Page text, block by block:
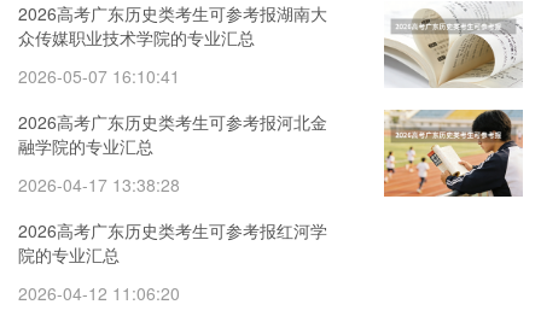
2026高考广东历史类考生可参考报湖南大
众传媒职业技术学院的专业汇总
2026-05-07 16:10:41
2026高考广东历史类考生可参考报河北金
融学院的专业汇总
2026-04-17 13:38:28
2026高考广东历史类考生可参考报红河学
院的专业汇总
2026-04-12 11:06:20